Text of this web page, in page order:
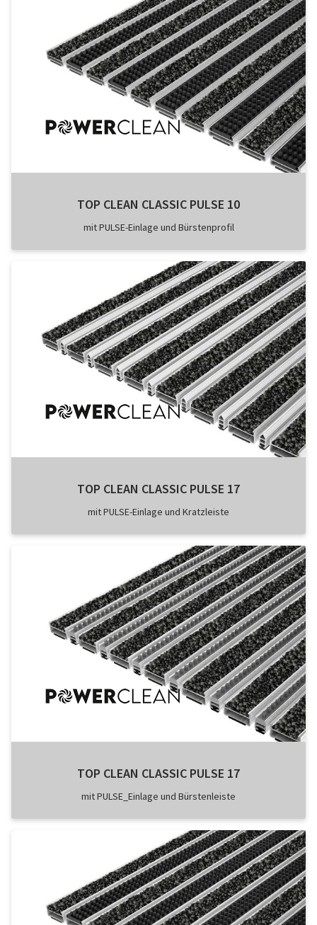
TOP CLEAN CLASSIC PULSE 10
mit PULSE-Einlage und Bürstenprofil
TOP CLEAN CLASSIC PULSE 17
mit PULSE-Einlage und Kratzleiste
TOP CLEAN CLASSIC PULSE 17
mit PULSE_Einlage und Bürstenleiste